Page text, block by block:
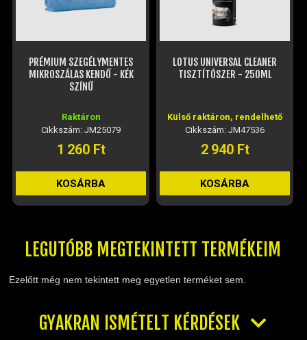
PRÉMIUM SZEGÉLYMENTES
MIKROSZÁLAS KENDŐ - KÉK
SZÍNŰ
Raktáron
Cikkszám: JM25079
1 260 Ft
KOSÁRBA
LOTUS UNIVERSAL CLEANER
TISZTÍTÓSZER - 250ML
Külső raktáron, rendelhető
Cikkszám: JM47536
2 940 Ft
KOSÁRBA
LEGUTÓBB MEGTEKINTETT TERMÉKEIM
Ezelőtt még nem tekintett meg egyetlen terméket sem.
GYAKRAN ISMÉTELT KÉRDÉSEK